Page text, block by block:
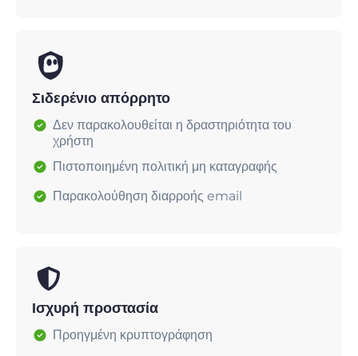
Σιδερένιο απόρρητο
Δεν παρακολουθείται η δραστηριότητα του
χρήστη
Πιστοποιημένη πολιτική μη καταγραφής
Παρακολούθηση διαρροής email
Ισχυρή προστασία
Προηγμένη κρυπτογράφηση